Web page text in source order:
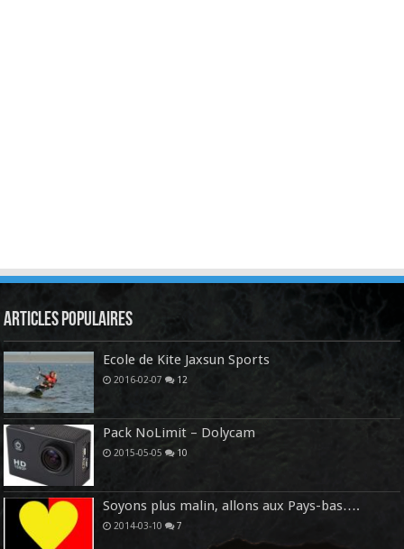
Articles Populaires
Ecole de Kite Jaxsun Sports
2016-02-07 12
Pack NoLimit – Dolycam
2015-05-05 10
Soyons plus malin, allons aux Pays-bas….
2014-03-10 7